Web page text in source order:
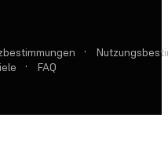
·
· FAQ